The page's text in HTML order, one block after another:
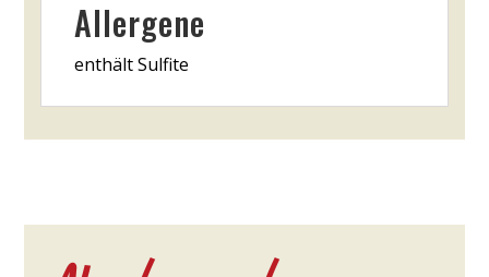
Allergene
enthält Sulfite